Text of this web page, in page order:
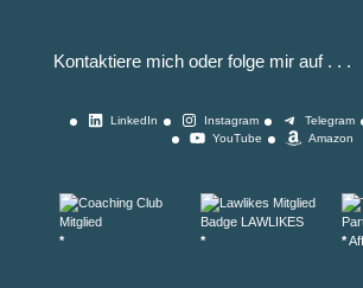
Kontaktiere mich oder folge mir auf . . .
LinkedIn Instagram Telegram
YouTube
Amazon
* * *